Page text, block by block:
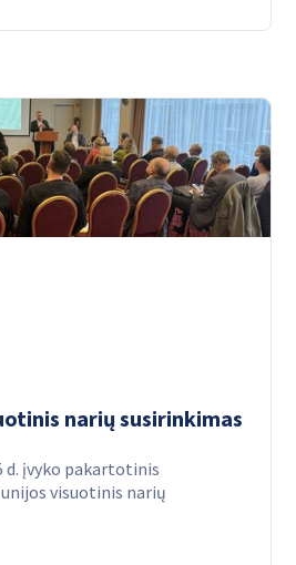
narių susirinkimas
d. įvyko pakartotinis
visuotinis narių